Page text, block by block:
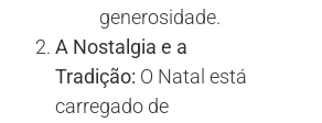
generosidade.
A Nostalgia e a
Tradição: O Natal está
carregado de